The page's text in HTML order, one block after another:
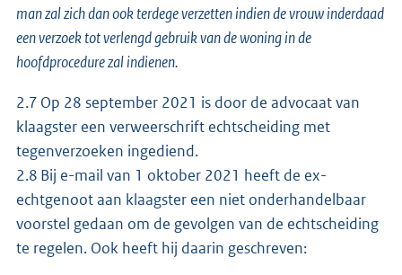
man zal zich dan ook terdege verzetten indien de vrouw inderdaad
een verzoek tot verlengd gebruik van de woning in de
hoofdprocedure zal indienen.
2.7 Op 28 september 2021 is door de advocaat van
klaagster een verweerschrift echtscheiding met
tegenverzoeken ingediend.
2.8 Bij e-mail van 1 oktober 2021 heeft de ex-
echtgenoot aan klaagster een niet onderhandelbaar
voorstel gedaan om de gevolgen van de echtscheiding
te regelen. Ook heeft hij daarin geschreven: